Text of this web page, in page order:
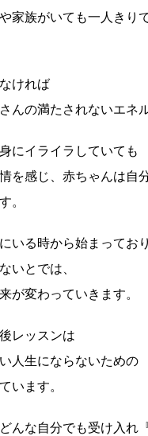
家族がいても一人きり
ければ
んの満たされないエネ
にイライラしていても
を感じ、赤ちゃんは自
。
いる時から始まっており
いとでは、
が変わっていきます。
レッスンは
人生にならないための
います。
んな自分でも受け入れ